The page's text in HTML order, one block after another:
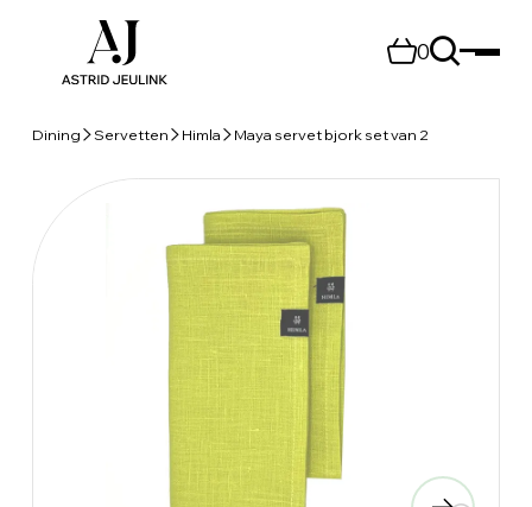
0
Dining Servetten Himla Maya servet bjork set van 2